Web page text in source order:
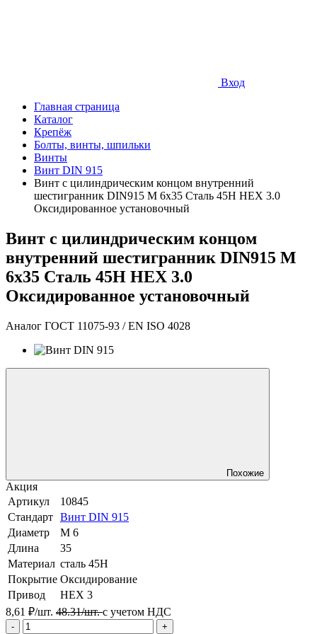
Вход
Главная страница
Каталог
Крепёж
Болты, винты, шпильки
Винты
Винт DIN 915
Винт с цилиндрическим концом внутренний
шестигранник DIN915 М 6х35 Сталь 45Н HEX 3.0
Оксидированное установочный
Винт с цилиндрическим концом
внутренний шестигранник DIN915 М
6х35 Сталь 45Н HEX 3.0
Оксидированное установочный
Аналог ГОСТ 11075-93 / EN ISO 4028
Похожие
Акция
Артикул
10845
Стандарт Винт DIN 915
Диаметр
М 6
Длина
35
Материал сталь 45Н
Покрытие Оксидирование
Привод
HEX 3
8,61 ₽/шт. 48.31/шт.с учетом НДС
- +